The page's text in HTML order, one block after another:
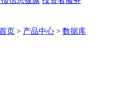
页 > 产品中心 > 数据库